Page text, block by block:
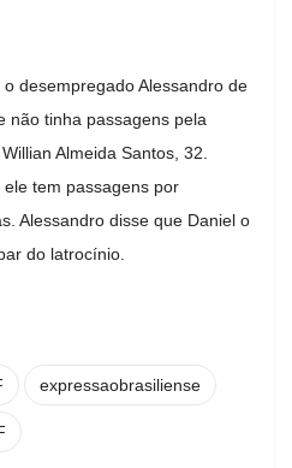
desempregado Alessandro de
não tinha passagens pela
Almeida Santos, 32.
tem passagens por
Alessandro disse que Daniel o
do latrocínio.
expressaobrasiliense